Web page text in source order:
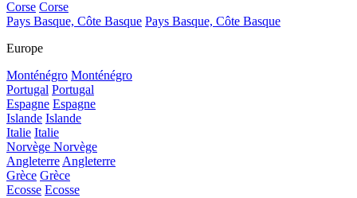
Corse Corse
Pays Basque, Côte Basque Pays Basque, Côte Basque
Europe
Monténégro Monténégro
Portugal Portugal
Espagne Espagne
Islande Islande
Italie Italie
Norvège Norvège
AngleterreAngleterre
Grèce Grèce
Ecosse Ecosse